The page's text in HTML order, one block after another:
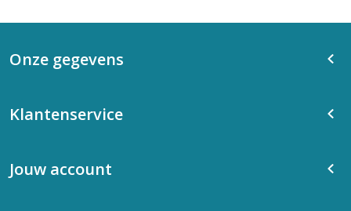
Onze gegevens
Klantenservice
Jouw account